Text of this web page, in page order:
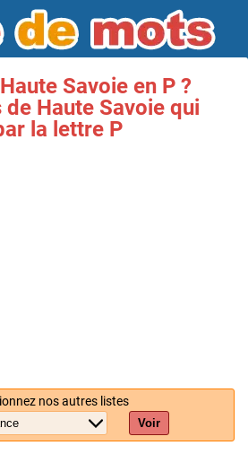
Savoie en P ?
Haute Savoie qui
la lettre P
nos autres listes
Voir